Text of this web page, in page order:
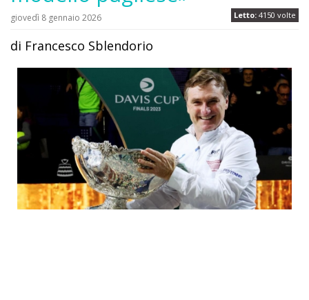
Letto: 4150 volte
giovedì 8 gennaio 2026
di Francesco Sblendorio